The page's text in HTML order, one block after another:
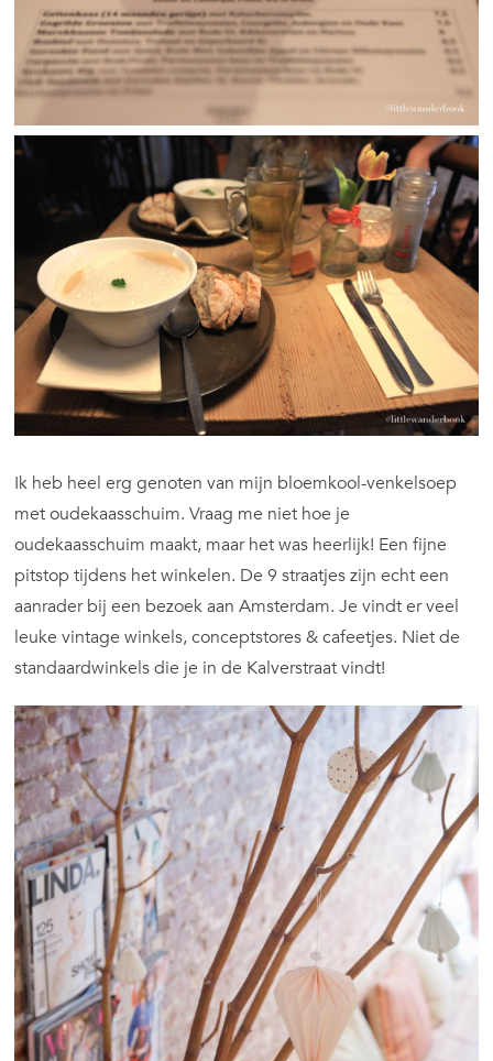
Ik heb heel erg genoten van mijn bloemkool-venkelsoep
met oudekaasschuim. Vraag me niet hoe je
oudekaasschuim maakt, maar het was heerlijk! Een fijne
pitstop tijdens het winkelen. De 9 straatjes zijn echt een
aanrader bij een bezoek aan Amsterdam. Je vindt er veel
leuke vintage winkels, conceptstores & cafeetjes. Niet de
standaardwinkels die je in de Kalverstraat vindt!